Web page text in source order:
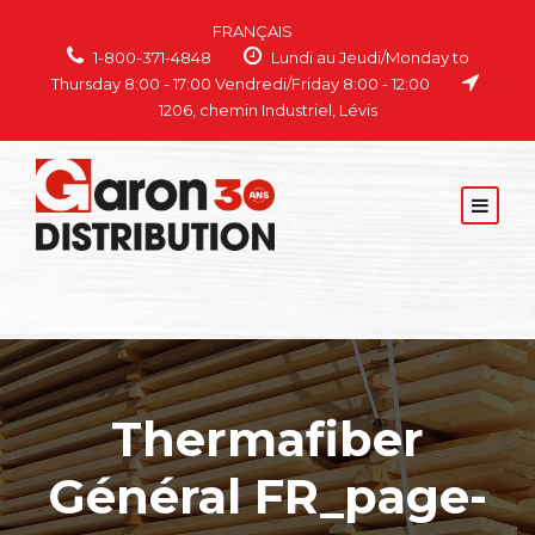
FRANÇAIS
1-800-371-4848
Lundi au Jeudi/Monday to
Thursday 8:00 - 17:00 Vendredi/Friday 8:00 - 12:00
1206, chemin Industriel, Lévis
Thermafiber
Général FR_page-